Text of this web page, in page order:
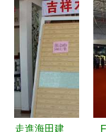
售行業(yè)
的一顆璀璨
明珠
家
艦
零
走進海田建